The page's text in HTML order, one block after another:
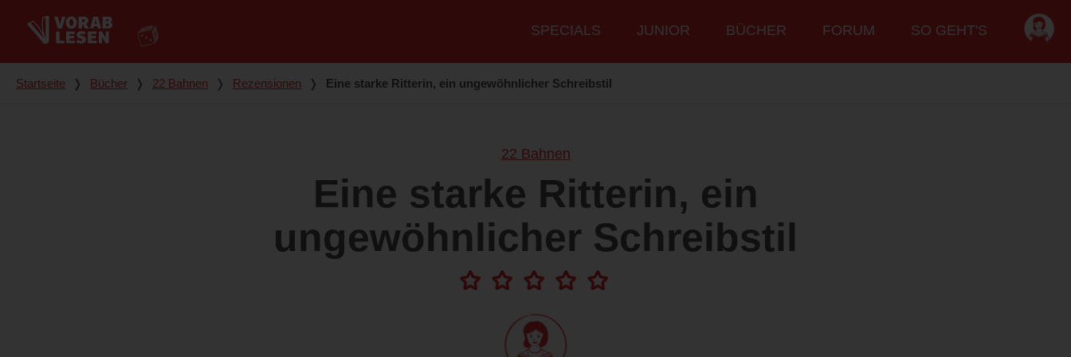
Hauptmenü
SPECIALS JUNIOR BÜCHER FORUM SO GEHT'S
Du bist hier
Startseite ❭ Bücher ❭ 22 Bahnen ❭ Rezensionen ❭ Eine starke Ritterin, ein ungewöhnlicher Schreibstil
22 Bahnen
Eine starke Ritterin, ein
ungewöhnlicher Schreibstil